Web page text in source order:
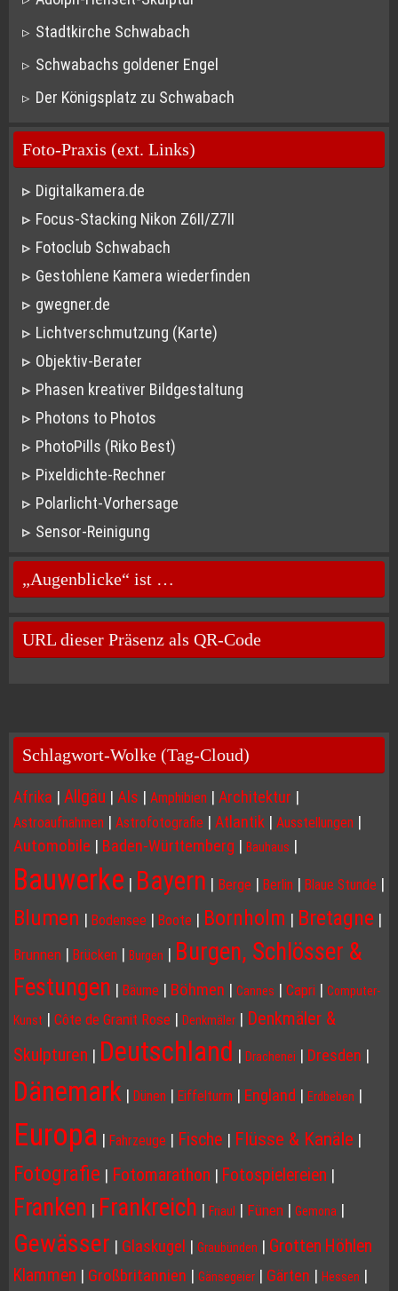
Stadtkirche Schwabach
Schwabachs goldener Engel
Der Königsplatz zu Schwabach
Foto-Praxis (ext. Links)
Digitalkamera.de
Focus-Stacking Nikon Z6II/Z7II
Fotoclub Schwabach
Gestohlene Kamera wiederfinden
gwegner.de
Lichtverschmutzung (Karte)
Objektiv-Berater
Phasen kreativer Bildgestaltung
Photons to Photos
PhotoPills (Riko Best)
Pixeldichte-Rechner
Polarlicht-Vorhersage
Sensor-Reinigung
„Augenblicke“ ist …
URL dieser Präsenz als QR-Code
Schlagwort-Wolke (Tag-Cloud)
Afrika | Allgäu | Als | Amphibien | Architektur |
Astroaufnahmen | Astrofotografie | Atlantik | Ausstellungen |
Automobile | Baden-Württemberg | Bauhaus |
Bauwerke | Bayern | Berge | Berlin | Blaue Stunde |
Blumen | Bodensee | Boote | Bornholm | Bretagne |
Brunnen | Brücken | Burgen | Burgen, Schlösser &
Festungen | Bäume | Böhmen | Cannes | Capri | Computer-
Kunst | Côte de Granit Rose | Denkmäler | Denkmäler &
Skulpturen | Deutschland | Drachenei | Dresden |
Dänemark | Dünen | Eiffelturm | England | Erdbeben |
Europa | Fahrzeuge | Fische | Flüsse & Kanäle |
Fotografie | Fotomarathon | Fotospielereien |
Franken | Frankreich | Friaul | Fünen | Gemona |
Gewässer | Glaskugel | Graubünden | Grotten Höhlen
Klammen | Großbritannien | Gänsegeier | Gärten | Hessen |